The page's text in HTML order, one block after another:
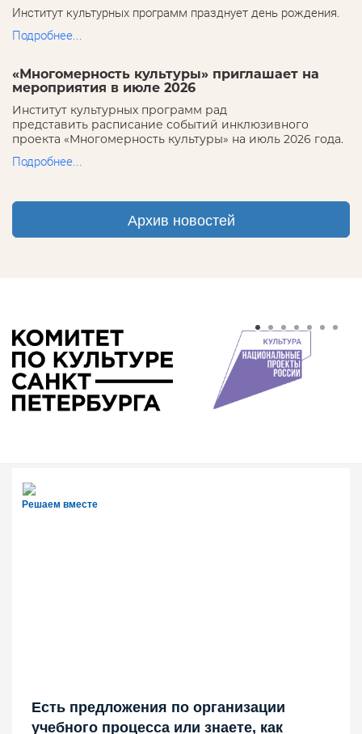
Институт культурных программ празднует день рождения.
Подробнее...
«Многомерность культуры» приглашает на
мероприятия в июле 2026
Институт культурных программ рад
представить расписание событий инклюзивного
проекта «Многомерность культуры» на июль 2026 года.
Подробнее...
Архив новостей
Решаем вместе
Есть предложения по организации
учебного процесса или знаете, как